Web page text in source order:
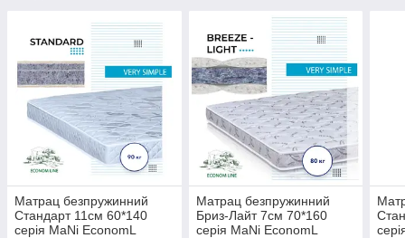
Матрац безпружинний
Стандарт 11см 60*140
серія MaNi EconomL
Матрац безпружинний
Бриз-Лайт 7см 70*160
серія MaNi EconomL